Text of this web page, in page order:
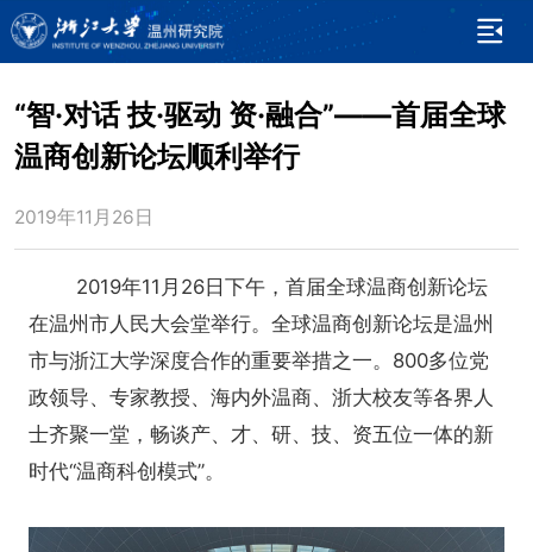
“智·对话 技·驱动 资·融合”——首届全球
温商创新论坛顺利举行
2019年11月26日
2019年11月26日下午，首届全球温商创新论坛
在温州市人民大会堂举行。全球温商创新论坛是温州
市与浙江大学深度合作的重要举措之一。800多位党
政领导、专家教授、海内外温商、浙大校友等各界人
士齐聚一堂，畅谈产、才、研、技、资五位一体的新
时代“温商科创模式”。